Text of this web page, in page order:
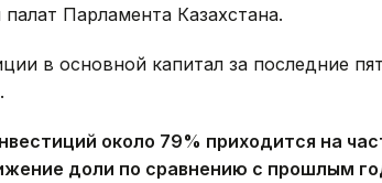
Парламента Казахстана.
в основной капитал за последние
около 79% приходится на
доли по сравнению с прошлым